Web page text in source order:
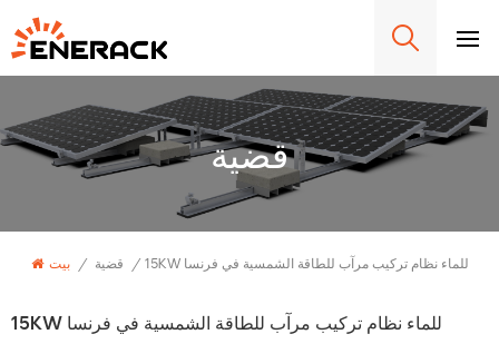
قضية
بيت / قضية / 15KW للماء نظام تركيب مرآب للطاقة الشمسية في فرنسا
15KW للماء نظام تركيب مرآب للطاقة الشمسية في فرنسا